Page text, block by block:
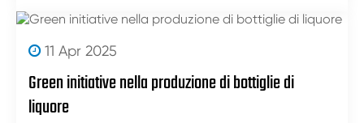
11 Apr 2025
Green initiative nella produzione di bottiglie di
liquore